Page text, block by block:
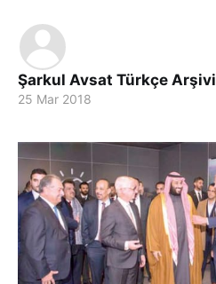
Şarkul Avsat Türkçe Arşivi
25 Mar 2018